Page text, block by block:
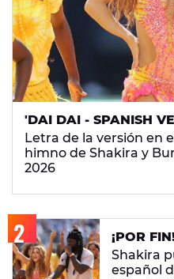
'DAI DAI - SPANISH
Letra de la versión en
himno de Shakira y
2026
¡POR
Shakira
español